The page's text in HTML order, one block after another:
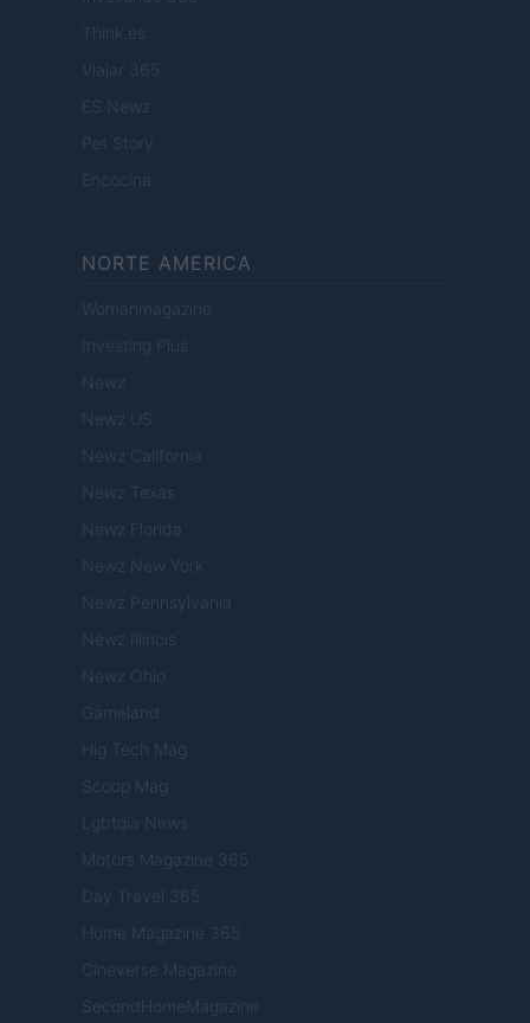
Think.es
Viajar 365
ES Newz
Pet Story
Encocina
NORTE AMERICA
Womanmagazine
Investing Plus
Newz
Newz US
Newz California
Newz Texas
Newz Florida
Newz New York
Newz Pennsylvania
Newz Illinois
Newz Ohio
Gameland
Hig Tech Mag
Scoop Mag
Lgbtqia News
Motors Magazine 365
Day Travel 365
Home Magazine 365
Cineverse Magazine
SecondHomeMagazine